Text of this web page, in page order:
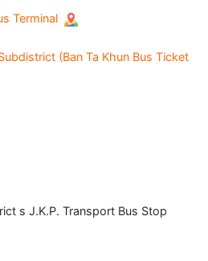
Terminal
(Ban Ta Khun Bus Ticket
s J.K.P. Transport Bus Stop